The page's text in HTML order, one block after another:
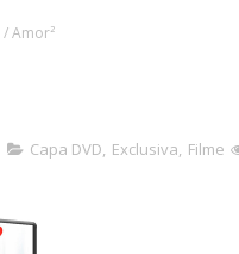
/Amor²
Capa DVD, Exclusiva, Filme